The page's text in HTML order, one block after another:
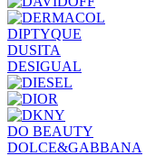
DIPTYQUE
DUSITA
DESIGUAL
DO BEAUTY
DOLCE&GABBANA